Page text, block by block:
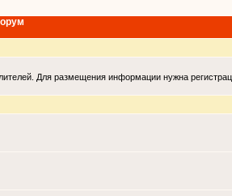
Для размещения информации нужна